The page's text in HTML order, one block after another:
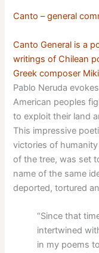
Canto – general
Canto General is a
writings of Chilean
Greek composer
Pablo Neruda
American peoples
to exploit their land
This impressive
victories of
of the tree, was set
name of the same
deported, tortured
“Since that
intertwined
in my poems